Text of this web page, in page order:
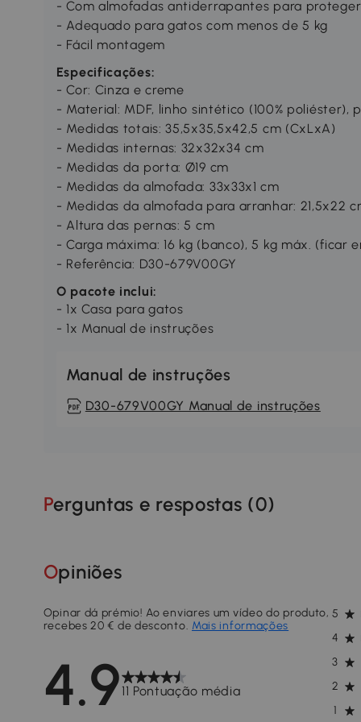
- Com almofadas antiderrapantes para
- Adequado para gatos com menos de 5 kg
- Fácil montagem
Especificações:
- Cor: Cinza e creme
- Material: MDF, linho sintético (100% poliéster),
- Medidas totais: 35,5x35,5x42,5 cm (CxLxA)
- Medidas internas: 32x32x34 cm
- Medidas da porta: Ø19 cm
- Medidas da almofada: 33x33x1 cm
- Medidas da almofada para arranhar: 21,5x22
- Altura das pernas: 5 cm
- Carga máxima: 16 kg (banco), 5 kg máx. (ficar
- Referência: D30-679V00GY
O pacote inclui:
- 1x Casa para gatos
- 1x Manual de instruções
Manual de instruções
D30-679V00GY Manual de instruções
Perguntas e respostas (0)
Opiniões
4.911 Pontuação média
Opinar dá prémio! Ao enviares um vídeo do produto,
recebes 20 € de desconto. Mais informações
1
2
3
4
5